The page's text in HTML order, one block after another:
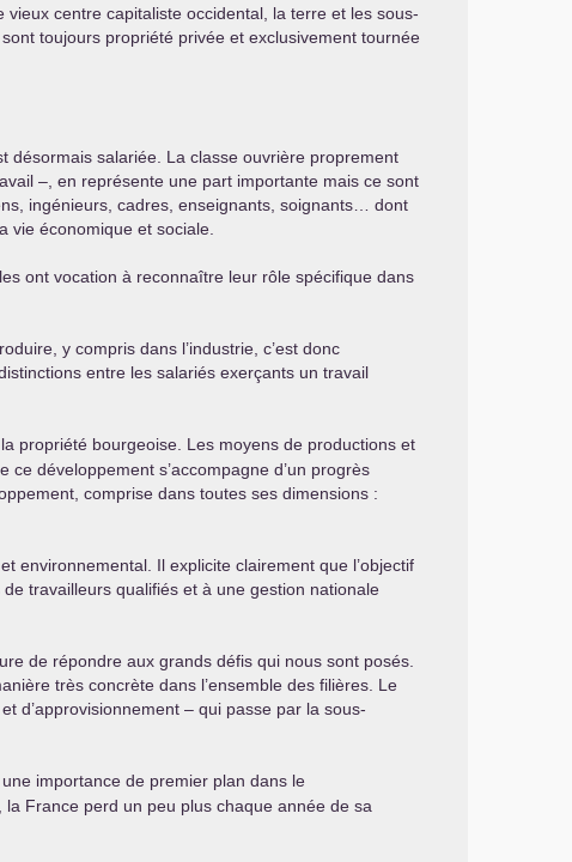
centre capitaliste occidental, la terre et les sous-
toujours propriété privée et exclusivement tournée
désormais salariée. La classe ouvrière proprement
–, en représente une part importante mais ce sont
ingénieurs, cadres, enseignants, soignants… dont
vie économique et sociale.
ont vocation à reconnaître leur rôle spécifique dans
y compris dans l’industrie, c’est donc
entre les salariés exerçants un travail
propriété bourgeoise. Les moyens de productions et
développement s’accompagne d’un progrès
comprise dans toutes ses dimensions :
environnemental. Il explicite clairement que l’objectif
travailleurs qualifiés et à une gestion nationale
de répondre aux grands défis qui nous sont posés.
très concrète dans l’ensemble des filières. Le
d’approvisionnement – qui passe par la sous-
importance de premier plan dans le
France perd un peu plus chaque année de sa